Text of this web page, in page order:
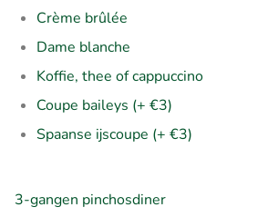
Crème brûlée
Dame blanche
Koffie, thee of cappuccino
Coupe baileys (+ €3)
Spaanse ijscoupe (+ €3)
3-gangen pinchosdiner